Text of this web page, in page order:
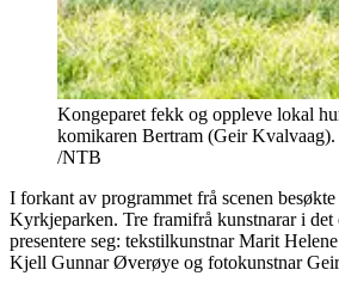
Kongeparet fekk og oppleve lokal
komikaren Bertram (Geir
/NTB
I forkant av programmet frå scenen
Kyrkjeparken. Tre framifrå kunstnarar i
presentere seg: tekstilkunstnar Marit
Kjell Gunnar Øverøye og fotokunstnar